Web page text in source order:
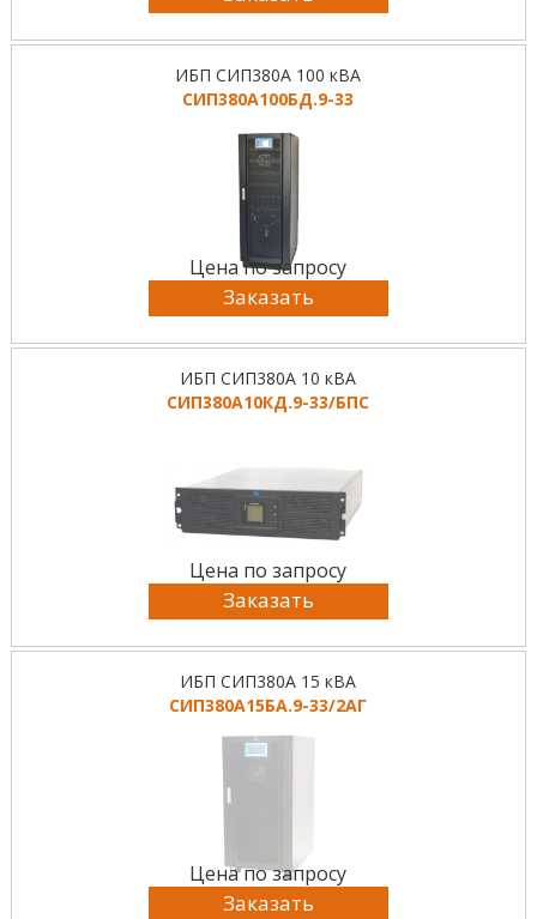
ИБП СИП380А 100 кВА
СИП380А100БД.9-33
Цена по запросу
Заказать
ИБП СИП380А 10 кВА
СИП380А10КД.9-33/БПС
Цена по запросу
Заказать
ИБП СИП380А 15 кВА
СИП380А15БА.9-33/2АГ
Цена по запросу
Заказать